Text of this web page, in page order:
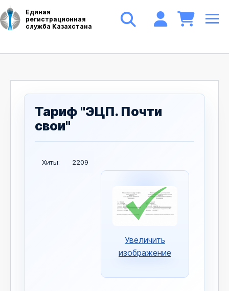
Единая
регистрационная
служба Казахстана
Тариф "ЭЦП. Почти
свои"
Хиты: 2209
Увеличить
изображение